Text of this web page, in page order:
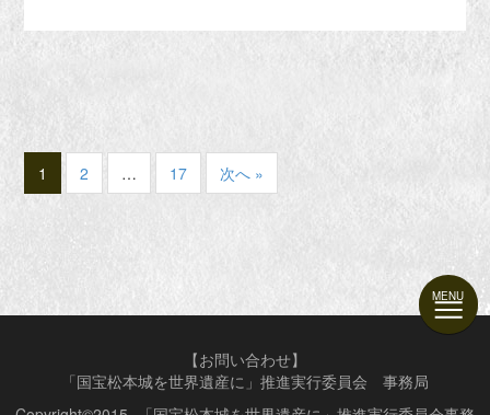
1 2 … 17 次へ »
【お問い合わせ】
「国宝松本城を世界遺産に」推進実行委員会 事務局